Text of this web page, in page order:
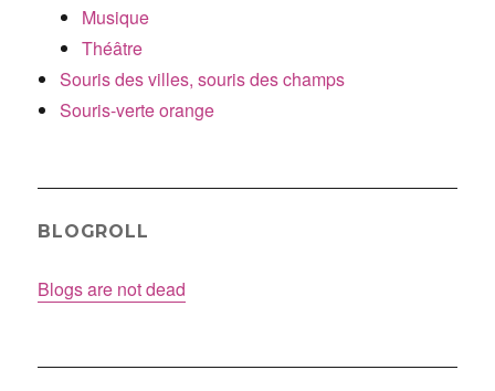
Musique
Théâtre
Souris des villes, souris des champs
Souris-verte orange
BLOGROLL
Blogs are not dead